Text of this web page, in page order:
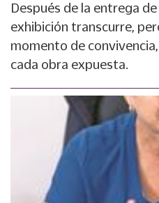
Después de la entrega
exhibición transcurre,
momento de
cada obra expuesta.